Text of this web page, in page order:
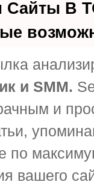
Сайты В
и SMM.
и
по
вашего